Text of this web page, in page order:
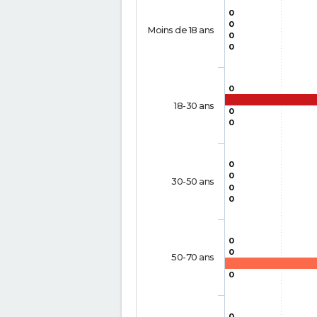
0
0
0
0
0
0
0
0
0
0
0
0
0
0
Moins de 18 ans
18-30 ans
30-50 ans
50-70 ans